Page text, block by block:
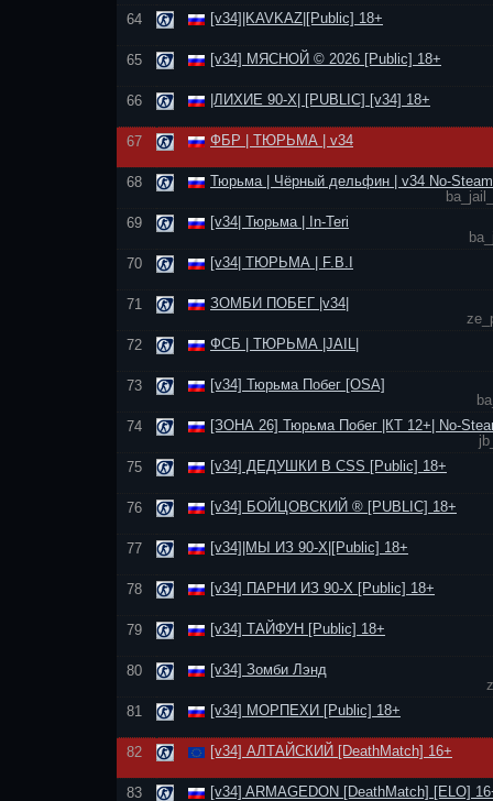
64 [v34]|KAVKAZ|[Public] 18+
65 [v34] МЯСНОЙ © 2026 [Public] 18+
66 |ЛИХИЕ 90-Х| [PUBLIC] [v34] 18+
67 ФБР | ТЮРЬМА | v34
68
Тюрьма | Чёрный дельфин | v34 No-Steam
69
[v34| Тюрьма | In-Teri
70
[v34| ТЮРЬМА | F.B.I
71
ЗОМБИ ПОБЕГ |v34|
72
ФСБ | ТЮРЬМА |JAIL|
73
[v34] Тюрьма Побег [OSA]
74
[ЗОНА 26] Тюрьма Побег |КТ 12+| No-
75
[v34] ДЕДУШКИ В CSS [Public] 18+
76 [v34] БОЙЦОВСКИЙ ® [PUBLIC] 18+
77 [v34]|МЫ ИЗ 90-Х|[Public] 18+
78 [v34] ПАРНИ ИЗ 90-Х [Public] 18+
79 [v34] ТАЙФУН [Public] 18+
80
[v34] Зомби Лэнд
81
[v34] МОРПЕХИ [Public] 18+
82 [v34] АЛТАЙСКИЙ [DeathMatch] 16+
83 [v34] ARMAGEDON [DeathMatch] [ELO]